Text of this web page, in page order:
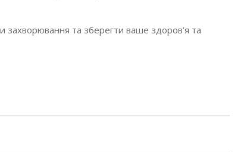
та зберегти ваше здоров’я та